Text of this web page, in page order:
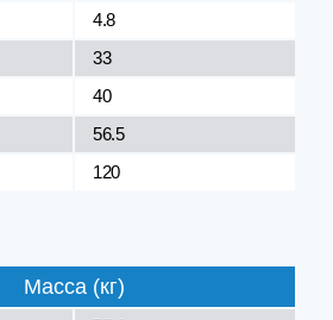
4.8
33
40
56.5
120
Масса (кг)